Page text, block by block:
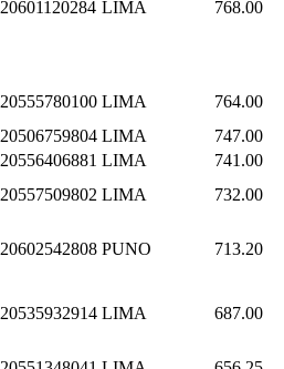
20601120284 LIMA 768.00
20555780100 LIMA
764.00
20506759804 LIMA
747.00
20556406881 LIMA
741.00
20557509802 LIMA 732.00
20602542808 PUNO 713.20
20535932914 LIMA 687.00